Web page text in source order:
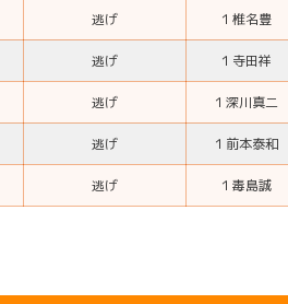
逃げ １ 椎名豊
逃げ １ 寺田祥
逃げ １ 深川真二
逃げ １ 前本泰和
逃げ １ 毒島誠